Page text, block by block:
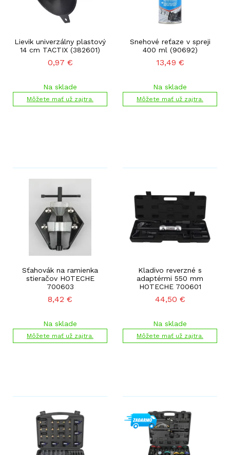
Lievik univerzálny plastový
14 cm TACTIX (382601)
0,97 €
Na sklade
Môžete mať už zajtra.
Snehové reťaze v spreji
400 ml (90692)
13,49 €
Na sklade
Môžete mať už zajtra.
Sťahovák na ramienka
stieračov HOTECHE
700603
8,42 €
Na sklade
Môžete mať už zajtra.
Kladivo reverzné s
adaptérmi 550 mm
HOTECHE 700601
44,50 €
Na sklade
Môžete mať už zajtra.